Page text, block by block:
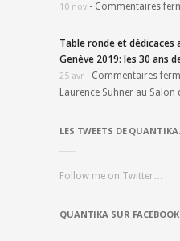
10 nov - Commentaires
Table ronde et dédicaces
Genève 2019: les 30 ans
25 avr - Commentaires
Laurence Suhner au Salon
LES TWEETS DE
Follow me on Twitter…
QUANTIKA SUR